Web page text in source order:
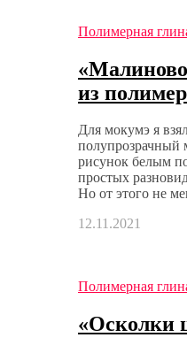
Полимерная
из
Для мокумэ я
полупрозрачный
рисунок белым
простых
Но от этого не
12.11.2021
Полимерная
«Осколки